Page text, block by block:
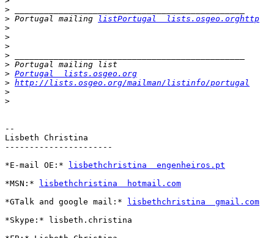
>
> Portugal mailing listPortugal  lists.osgeo.orghttp
>
>
>
>
>
> Portugal  lists.osgeo.org
> http://lists.osgeo.org/mailman/listinfo/portugal
>
>
--
Lisbeth Christina
----------------------
*E-mail OE:*
lisbethchristina  engenheiros.pt
*MSN:*
lisbethchristina  hotmail.com
*GTalk and google mail:*
lisbethchristina  gmail.com
*Skype:* lisbeth.christina